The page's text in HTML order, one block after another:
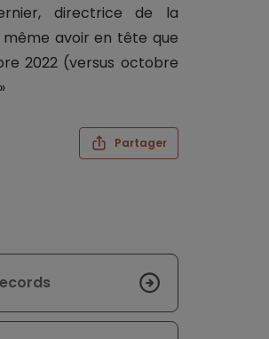
directrice de la
avoir en tête que
2022 (versus octobre
Partager